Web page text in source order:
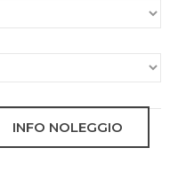
INFO NOLEGGIO